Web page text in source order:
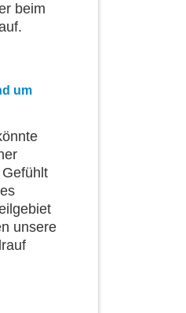
beim
um
unsere